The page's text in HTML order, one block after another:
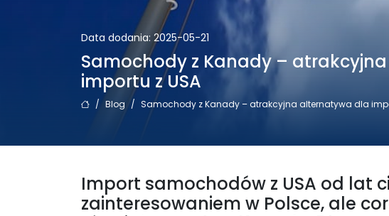
Data dodania: 2025-05-21
Samochody z Kanady –
importu z USA
/ Blog / Samochody z Kanady – atrakcyjna alternatywa dla
Import samochodów z USA od lat
zainteresowaniem w Polsce, ale